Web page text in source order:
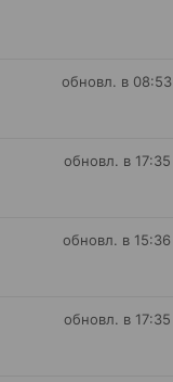
обновл. в 08:53
обновл. в 17:35
обновл. в 15:36
обновл. в 17:35